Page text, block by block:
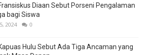
Diaan Sebut Porseni Pengalaman
bagi Siswa
2024 0
Hulu Sebut Ada Tiga Ancaman yang